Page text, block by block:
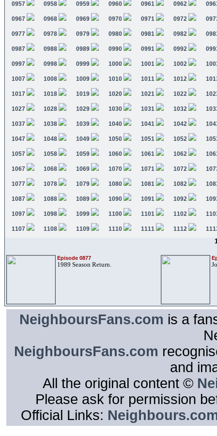
0957 0958 0959 0960 0961 0962
0967 0968 0969 0970 0971 0972
0977 0978 0979 0980 0981 0982
0987 0988 0989 0990 0991 0992
0997 0998 0999 1000 1001 1002
1007 1008 1009 1010 1011 1012
1017 1018 1019 1020 1021 1022
1027 1028 1029 1030 1031 1032
1037 1038 1039 1040 1041 1042
1047 1048 1049 1050 1051 1052
1057 1058 1059 1060 1061 1062
1067 1068 1069 1070 1071 1072
1077 1078 1079 1080 1081 1082
1087 1088 1089 1090 1091 1092
1097 1098 1099 1100 1101 1102
1107 1108 1109 1110 1111 1112
Episode 0877
1989 Season Return.
NeighboursFans.com is a
NeighboursFans.com
and
All the original content ©
Please ask for permission
Official Links: